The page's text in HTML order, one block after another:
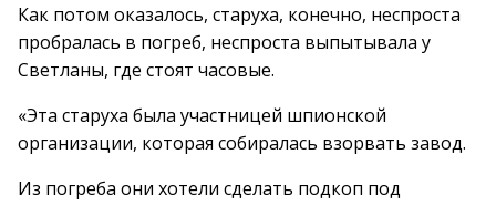
Как потом оказалось, старуха, конечно, неспроста
пробралась в погреб, неспроста выпытывала у
Светланы, где стоят часовые.
«Эта старуха была участницей шпионской
организации, которая собиралась взорвать завод.
Из погреба они хотели сделать подкоп под